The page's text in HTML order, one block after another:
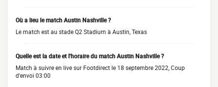
Où a lieu le match Austin Nashville ?
Le match est au stade Q2 Stadium à Austin, Texas
Quelle est la date et l'horaire du match Austin Nashville ?
Match à suivre en live sur Footdirect le 18 septembre 2022, Coup
d'envoi 03:00